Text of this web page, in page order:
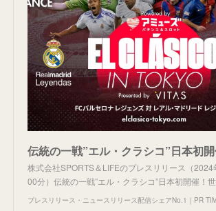
株式会社SPORTS＆LIFEのプレスリリース（
00分）伝統の一戦”エル・クラシコ”日本初開催！
プレスリリース・ニュースリリース配信シェアNo.1｜PR